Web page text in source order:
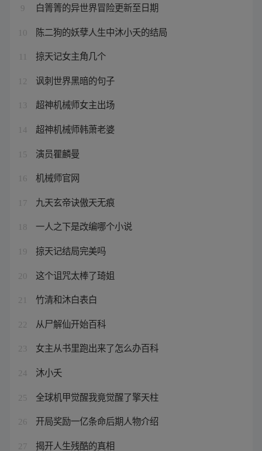
9 白箐箐的异世界冒险更新至日期
10 陈二狗的妖孽人生中沐小夭的结局
掠天记女主角几个
12 讽刺世界黑暗的句子
13 超神机械师女主出场
14 超神机械师韩萧老婆
15 演员瞿麟曼
16 机械师官网
17 九天玄帝诀傲天无痕
18 一人之下是改编哪个小说
19 掠天记结局完美吗
20 这个诅咒太棒了琦姐
21 竹清和沐白表白
22 从尸解仙开始百科
23 女主从书里跑出来了怎么办百科
24 沐小夭
25 全球机甲觉醒我竟觉醒了擎天柱
26 开局奖励一亿条命后期人物介绍
27 揭开人生残酷的真相